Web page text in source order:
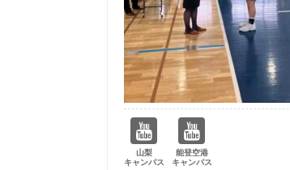
山梨
キャンパス
能登空港
キャンパス